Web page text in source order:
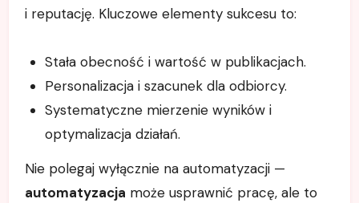
i reputację. Kluczowe elementy sukcesu to:
Stała obecność i wartość w publikacjach.
Personalizacja i szacunek dla odbiorcy.
Systematyczne mierzenie wyników i
optymalizacja działań.
Nie polegaj wyłącznie na automatyzacji —
automatyzacja może usprawnić pracę, ale to